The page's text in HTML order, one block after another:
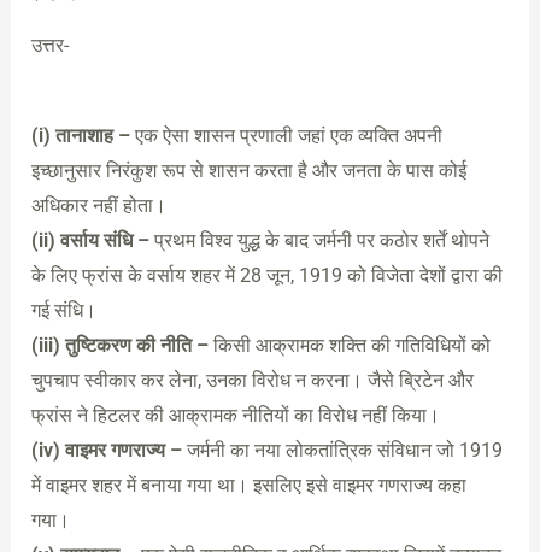
उत्तर-
(i) तानाशाह – एक ऐसा शासन प्रणाली जहां एक व्यक्ति अपनी
इच्छानुसार निरंकुश रूप से शासन करता है और जनता के पास कोई
अधिकार नहीं होता।
(ii) वर्साय संधि – प्रथम विश्व युद्ध के बाद जर्मनी पर कठोर शर्तें थोपने
के लिए फ्रांस के वर्साय शहर में 28 जून, 1919 को विजेता देशों द्वारा की
गई संधि।
(iii) तुष्टिकरण की नीति – किसी आक्रामक शक्ति की गतिविधियों को
चुपचाप स्वीकार कर लेना, उनका विरोध न करना। जैसे ब्रिटेन और
फ्रांस ने हिटलर की आक्रामक नीतियों का विरोध नहीं किया।
(iv) वाइमर गणराज्य –जर्मनी का नया लोकतांत्रिक संविधान जो 1919
में वाइमर शहर में बनाया गया था। इसलिए इसे वाइमर गणराज्य कहा
गया।